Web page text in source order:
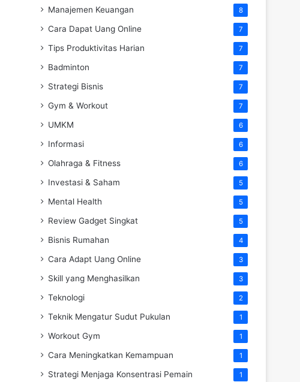
Manajemen Keuangan 8
Cara Dapat Uang Online 7
Tips Produktivitas Harian 7
Badminton 7
Strategi Bisnis 7
Gym & Workout 7
UMKM 6
Informasi 6
Olahraga & Fitness 6
Investasi & Saham 5
Mental Health 5
Review Gadget Singkat 5
Bisnis Rumahan 4
Cara Adapt Uang Online 3
Skill yang Menghasilkan 3
Teknologi 2
Teknik Mengatur Sudut Pukulan 1
Workout Gym 1
Cara Meningkatkan Kemampuan 1
Strategi Menjaga Konsentrasi Pemain 1